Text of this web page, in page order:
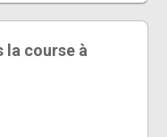
la course à